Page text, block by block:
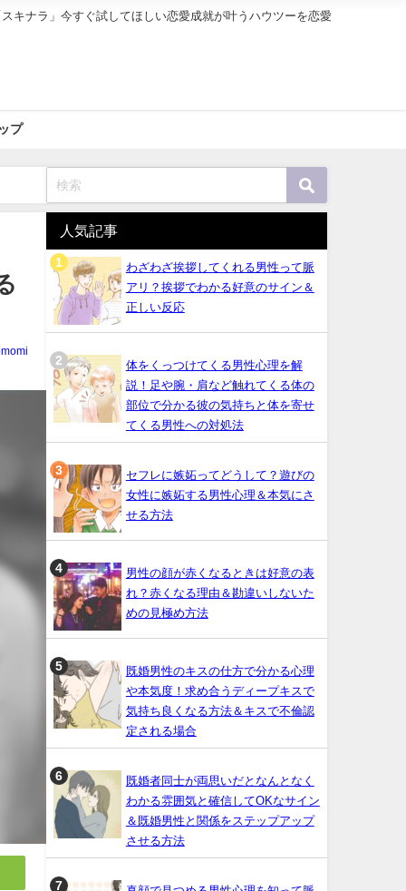
キナラ」今すぐ試してほしい恋愛成就が叶うハウツーを恋愛
プ
人気記事
わざわざ挨拶してくれる男性って脈
アリ？挨拶でわかる好意のサイン＆
正しい反応
体をくっつけてくる男性心理を解
説！足や腕・肩など触れてくる体の
部位で分かる彼の気持ちと体を寄せ
てくる男性への対処法
セフレに嫉妬ってどうして？遊びの
女性に嫉妬する男性心理＆本気にさ
せる方法
男性の顔が赤くなるときは好意の表
れ？赤くなる理由＆勘違いしないた
めの見極め方法
既婚男性のキスの仕方で分かる心理
や本気度！求め合うディープキスで
気持ち良くなる方法＆キスで不倫認
定される場合
既婚者同士が両思いだとなんとなく
わかる雰囲気と確信してOKなサイン
＆既婚男性と関係をステップアップ
させる方法